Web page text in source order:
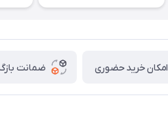
امکان خرید حضوری ضمانت